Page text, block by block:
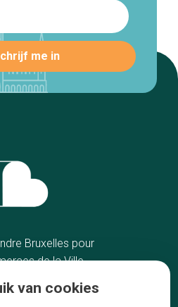
Bruxelles pour
de la Ville
De ambachtslieden
van cookies